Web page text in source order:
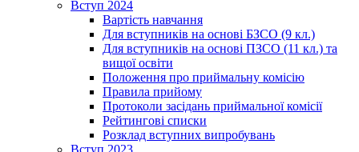
Вступ 2024
Вартість навчання
Для вступників на основі БЗСО (9 кл.)
Для вступників на основі ПЗСО (11 кл.) та
вищої освіти
Положення про приймальну комісію
Правила прийому
Протоколи засідань приймальної комісії
Рейтингові списки
Розклад вступних випробувань
Вступ 2023